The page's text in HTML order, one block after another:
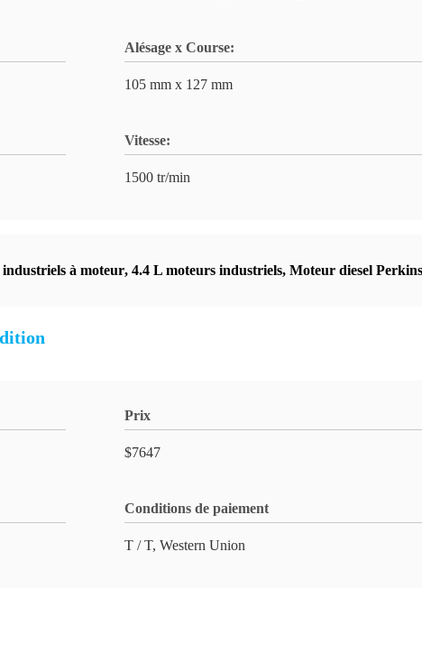
Alésage x Course:
105 mm x 127 mm
Vitesse:
1500 tr/min
à moteur, 4.4 L moteurs industriels, Moteur diesel
Prix
$7647
Conditions de paiement
T / T, Western Union